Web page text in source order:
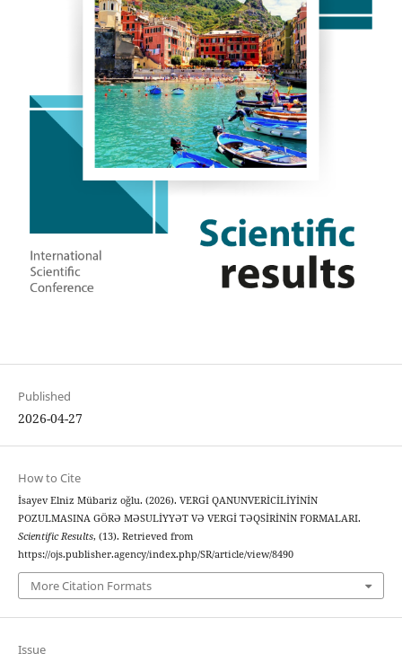
Published
2026-04-27
How to Cite
İsayev Elniz Mübariz oğlu. (2026). VERGİ QANUNVERİCİLİYİNİN
POZULMASINA GÖRƏ MƏSULİYYƏT VƏ VERGİ TƏQSİRİNİN FORMALARI.
Scientific Results, (13). Retrieved from
https://ojs.publisher.agency/index.php/SR/article/view/8490
More Citation Formats
Issue